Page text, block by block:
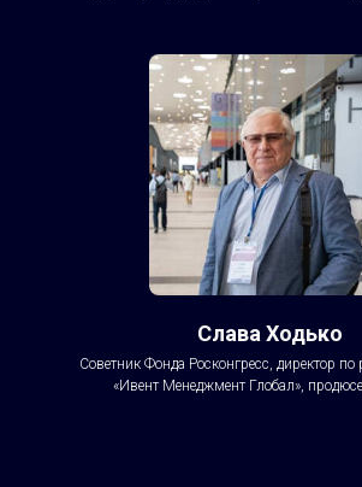
Слава Ходько
Советник Фонда Росконгресс, директор
«Ивент Менеджмент Глобал»,